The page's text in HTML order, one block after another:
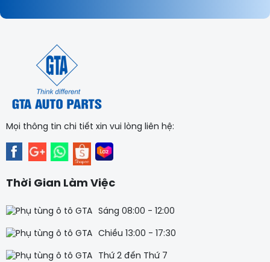
Mọi thông tin chi tiết xin vui lòng liên hệ:
Thời Gian Làm Việc
Sáng 08:00 - 12:00
Chiều 13:00 - 17:30
Thứ 2 đến Thứ 7